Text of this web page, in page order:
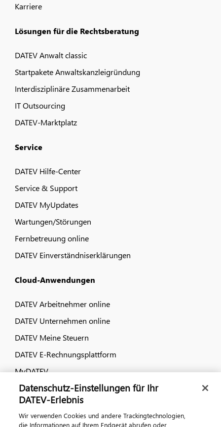
Karriere
Lösungen für die Rechtsberatung
DATEV Anwalt classic
Startpakete Anwaltskanzleigründung
Interdisziplinäre Zusammenarbeit
IT Outsourcing
DATEV-Marktplatz
Service
DATEV Hilfe-Center
Service & Support
DATEV MyUpdates
Wartungen/Störungen
Fernbetreuung online
DATEV Einverständniserklärungen
Cloud-Anwendungen
DATEV Arbeitnehmer online
DATEV Unternehmen online
DATEV Meine Steuern
DATEV E-Rechnungsplattform
MyDATEV
Dialog & Medien
Veranstaltungen
Datenschutz-Einstellungen für Ihr
DATEV-Erlebnis
Wir verwenden Cookies und andere Trackingtechnologien,
die Informationen auf Ihrem Endgerät abrufen oder